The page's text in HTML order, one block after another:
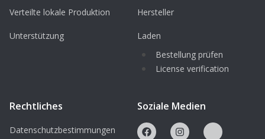
Verteilte lokale Produktion
Unterstützung
Hersteller
Laden
Bestellung prüfen
License verification
Rechtliches
Datenschutzbestimmungen
Soziale Medien